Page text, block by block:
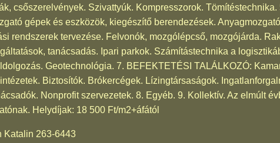
csőszerelvények. Szivattyúk. Kompresszorok. Tömítéstechnika.
gépek és eszközök, kiegészítő berendezések.
rendszerek tervezése. Felvonók, mozgólépcső, mozgójárda.
tanácsadás. Ipari parkok. Számítástechnika a
Geotechnológia. 7. BEFEKTETÉSI TALÁLKOZÓ:
Biztosítók. Brókercégek. Lízingtársaságok.
Nonprofit szervezetek. 8. Egyéb. 9. Kollektív. Az elmúlt
Helydíjak: 18 500 Ft/m2+áfától
Katalin 263-6443